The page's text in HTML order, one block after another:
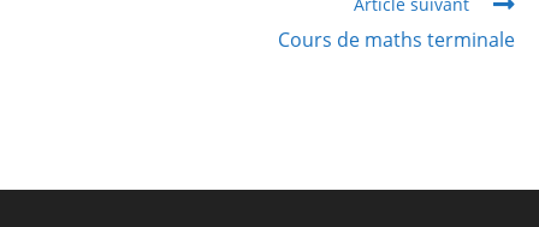
Cours de maths terminale